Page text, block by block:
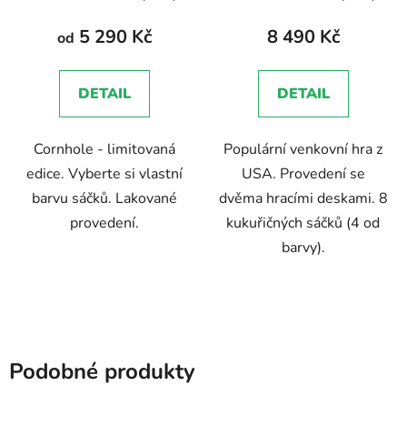
produktu
5,0
z
hvězdiček.
od 5 290 Kč
DETAIL
Cornhole - limitovaná
edice. Vyberte si vlastní
barvu sáčků. Lakované
provedení.
produktu
5,0
z
hvězdiček.
8 490 Kč
DETAIL
Populární venkovní hra z
USA. Provedení se
dvěma hracími deskami. 8
kukuřičných sáčků (4 od
barvy).
Podobné produkty